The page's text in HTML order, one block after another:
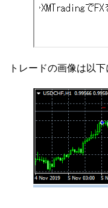
トレードの画像は以下